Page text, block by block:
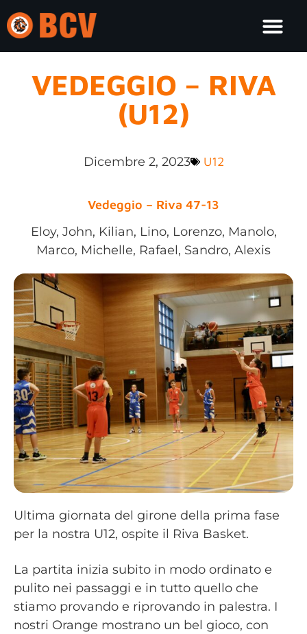
VEDEGGIO – RIVA
(U12)
Dicembre 2, 2023 U12
Vedeggio – Riva 47-13
Eloy, John, Kilian, Lino, Lorenzo, Manolo,
Marco, Michelle, Rafael, Sandro, Alexis
Ultima giornata del girone della prima fase
per la nostra U12, ospite il Riva Basket.
La partita inizia subito in modo ordinato e
pulito nei passaggi e in tutto quello che
stiamo provando e riprovando in palestra. I
nostri Orange mostrano un bel gioco, con